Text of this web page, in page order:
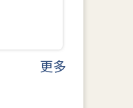
更多